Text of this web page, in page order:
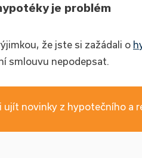
je problém
že jste si zažádali o
smlouvu nepodepsat.
ujít novinky z hypotečního a